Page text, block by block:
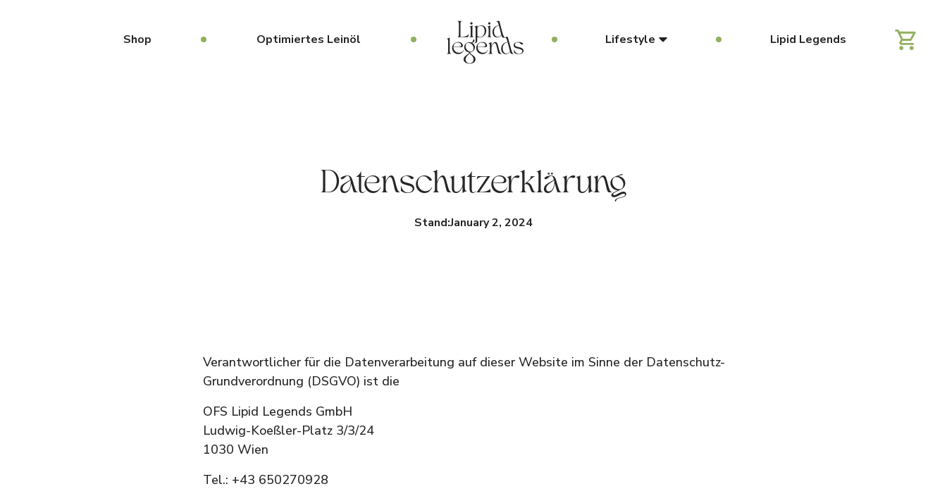
Shop Optimiertes Leinöl Lifestyle Lipid Legends
Datenschutzerklärung
Stand:January 2, 2024
Verantwortlicher für die Datenverarbeitung auf dieser Website im Sinne der Datenschutz-
Grundverordnung (DSGVO) ist die
OFS Lipid Legends GmbH
Ludwig-Koeßler-Platz 3/3/24
1030 Wien
Tel.: +43 650270928